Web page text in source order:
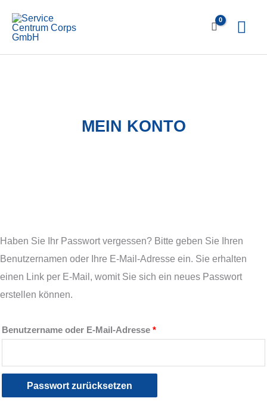
Inhalt
springen
MEIN KONTO
Haben Sie Ihr Passwort vergessen? Bitte geben Sie Ihren
Benutzernamen oder Ihre E-Mail-Adresse ein. Sie erhalten
einen Link per E-Mail, womit Sie sich ein neues Passwort
erstellen können.
Benutzername oder E-Mail-Adresse *Erforderlich
Passwort zurücksetzen